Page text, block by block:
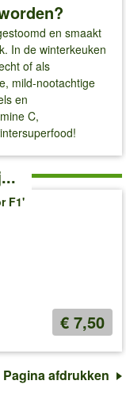
en smaakt
In de winterkeuken
of als
mild-nootachtige
en
C,
F1'
€ 7,50
Pagina afdrukken